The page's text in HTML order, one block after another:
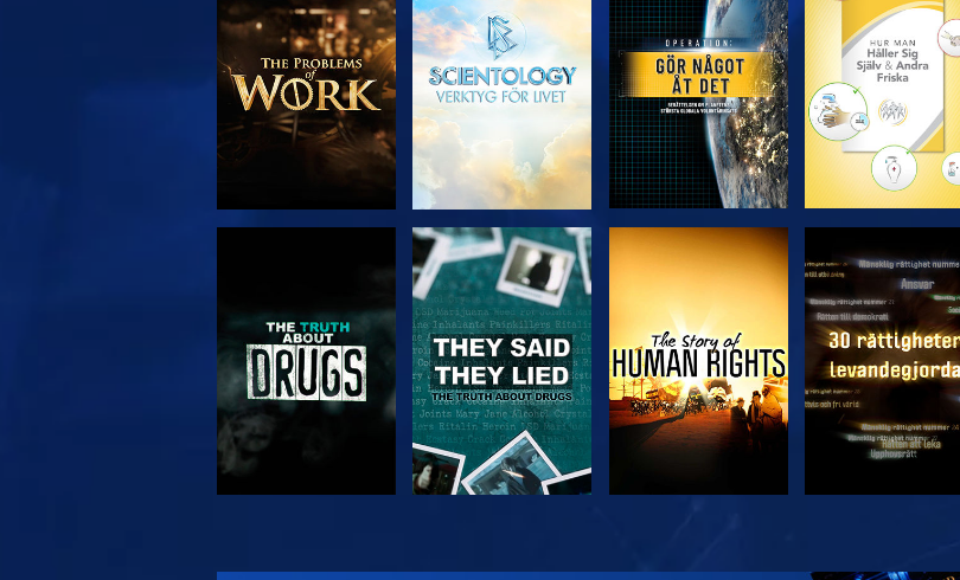
UTFORSKA
SERIEN
TITTA
UTFORSKA
SERIEN
UTFORSKA
SERIEN
TITTA TITTA TITTA